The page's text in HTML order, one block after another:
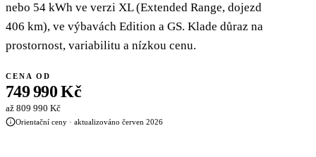
nebo 54 kWh ve verzi XL (Extended Range, dojezd
406 km), ve výbavách Edition a GS. Klade důraz na
prostornost, variabilitu a nízkou cenu.
CENA OD
749 990 Kč
až 809 990 Kč
Orientační ceny · aktualizováno červen 2026